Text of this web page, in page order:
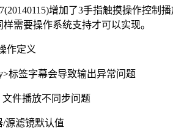
增加了3手指触摸操作控
需要操作系统支持才可以实现。
作定义
标签字幕会导致输出异常问题
件播放不同步问题
/源滤镜默认值